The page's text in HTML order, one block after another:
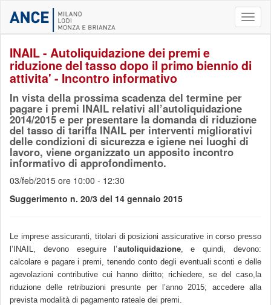
INAIL - Autoliquidazione dei premi e
riduzione del tasso dopo il primo biennio di
attivita' - Incontro informativo
In vista della prossima scadenza del termine per
pagare i premi INAIL relativi all’autoliquidazione
2014/2015 e per presentare la domanda di riduzione
del tasso di tariffa INAIL per interventi migliorativi
delle condizioni di sicurezza e igiene nei luoghi di
lavoro, viene organizzato un apposito incontro
informativo di approfondimento.
03/feb/2015 ore 10:00 - 12:30
Suggerimento n. 20/3 del 14 gennaio 2015
Le imprese assicuranti, titolari di posizioni assicurative in corso presso
l’INAIL, devono eseguire l’autoliquidazione, e quindi, devono:
calcolare e pagare i premi, tenendo conto degli eventuali sconti e delle
agevolazioni contributive cui hanno diritto; richiedere, se del caso,la
riduzione delle retribuzioni presunte per l’anno 2015; accedere alla
prevista modalità di pagamento rateale dei premi.